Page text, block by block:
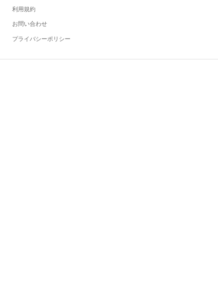
利用規約
お問い合わせ
プライバシーポリシー